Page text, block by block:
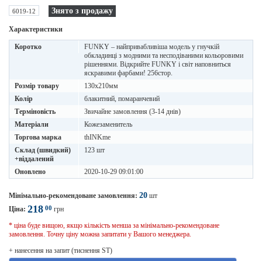
6019-12 Знято з продажу
Характеристики
Коротко
FUNKY – найпривабливіша модель у гнучкій
обкладинці з модними та несподіваними кольоровими
рішеннями. Відкрийте FUNKY і світ наповниться
яскравими фарбами! 256стор.
Розмір товару
130х210мм
Колір
блакитний, помаранчевий
Терміновість
Звичайне замовлення (3-14 днів)
Матеріали
Кожезаменитель
Торгова марка
thINKme
Склад (швидкий)
+віддалений
123 шт
Оновлено 2020-10-29 09:01:00
Мінімально-рекомендоване замовлення: 20 шт
Ціна: 218 00 грн
* ціна буде вищою, якщо кількість менша за мінімально-рекомендоване
замовлення. Точну ціну можна запитати у Вашого менеджера.
+ нанесення на запит (тиснення ST)